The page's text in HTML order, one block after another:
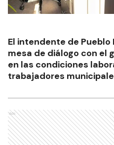
El intendente de Pueblo
mesa de diálogo con el
en las condiciones
trabajadores
Ads